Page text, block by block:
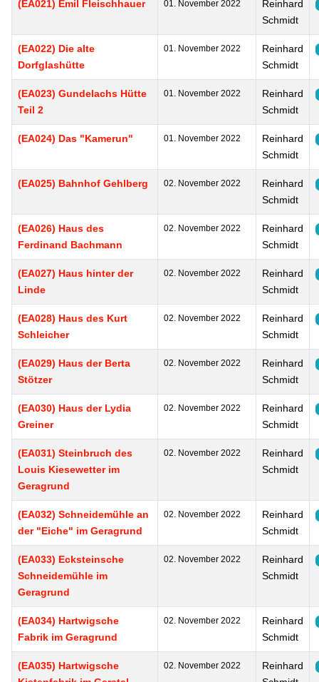
(EA021) Emil Fleischhauer 01. November 2022
Reinhard
Schmidt
(EA022) Die alte
Dorfglashütte
01. November 2022
Reinhard
Schmidt
(EA023) Gundelachs Hütte
Teil 2
01. November 2022
Reinhard
Schmidt
(EA024) Das "Kamerun" 01. November 2022
Reinhard
Schmidt
(EA025) Bahnhof Gehlberg 02. November 2022
Reinhard
Schmidt
(EA026) Haus des
Ferdinand Bachmann
02. November 2022
Reinhard
Schmidt
(EA027) Haus hinter der
Linde
02. November 2022
Reinhard
Schmidt
(EA028) Haus des Kurt
Schleicher
02. November 2022
Reinhard
Schmidt
(EA029) Haus der Berta
Stötzer
02. November 2022
Reinhard
Schmidt
(EA030) Haus der Lydia
Greiner
02. November 2022
Reinhard
Schmidt
(EA031) Steinbruch des
Louis Kiesewetter im
Geragrund
02. November 2022
Reinhard
Schmidt
(EA032) Schneidemühle an
der "Eiche" im Geragrund
02. November 2022
Reinhard
Schmidt
(EA033) Ecksteinsche
Schneidemühle im
Geragrund
02. November 2022
Reinhard
Schmidt
(EA034) Hartwigsche
Fabrik im Geragrund
02. November 2022
Reinhard
Schmidt
(EA035) Hartwigsche
02. November 2022
Reinhard